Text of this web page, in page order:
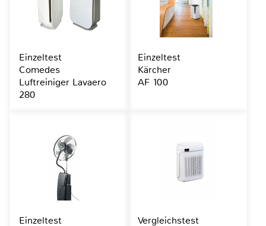
Einzeltest
Comedes
Luftreiniger Lavaero
280
Einzeltest
Kärcher
AF 100
Einzeltest Vergleichstest